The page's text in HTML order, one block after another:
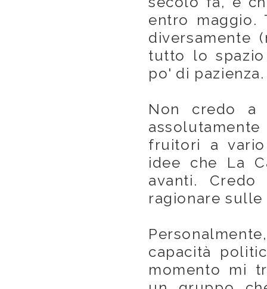
entro maggio.
diversamente
tutto lo
po' di pazienza.
Non credo a
fruitori a
idee che La
avanti.
ragionare
capacità
momento mi